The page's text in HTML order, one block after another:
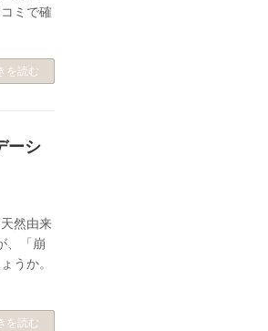
ミで確
を読む
ーシ
然由来
、「崩
うか。
を読む